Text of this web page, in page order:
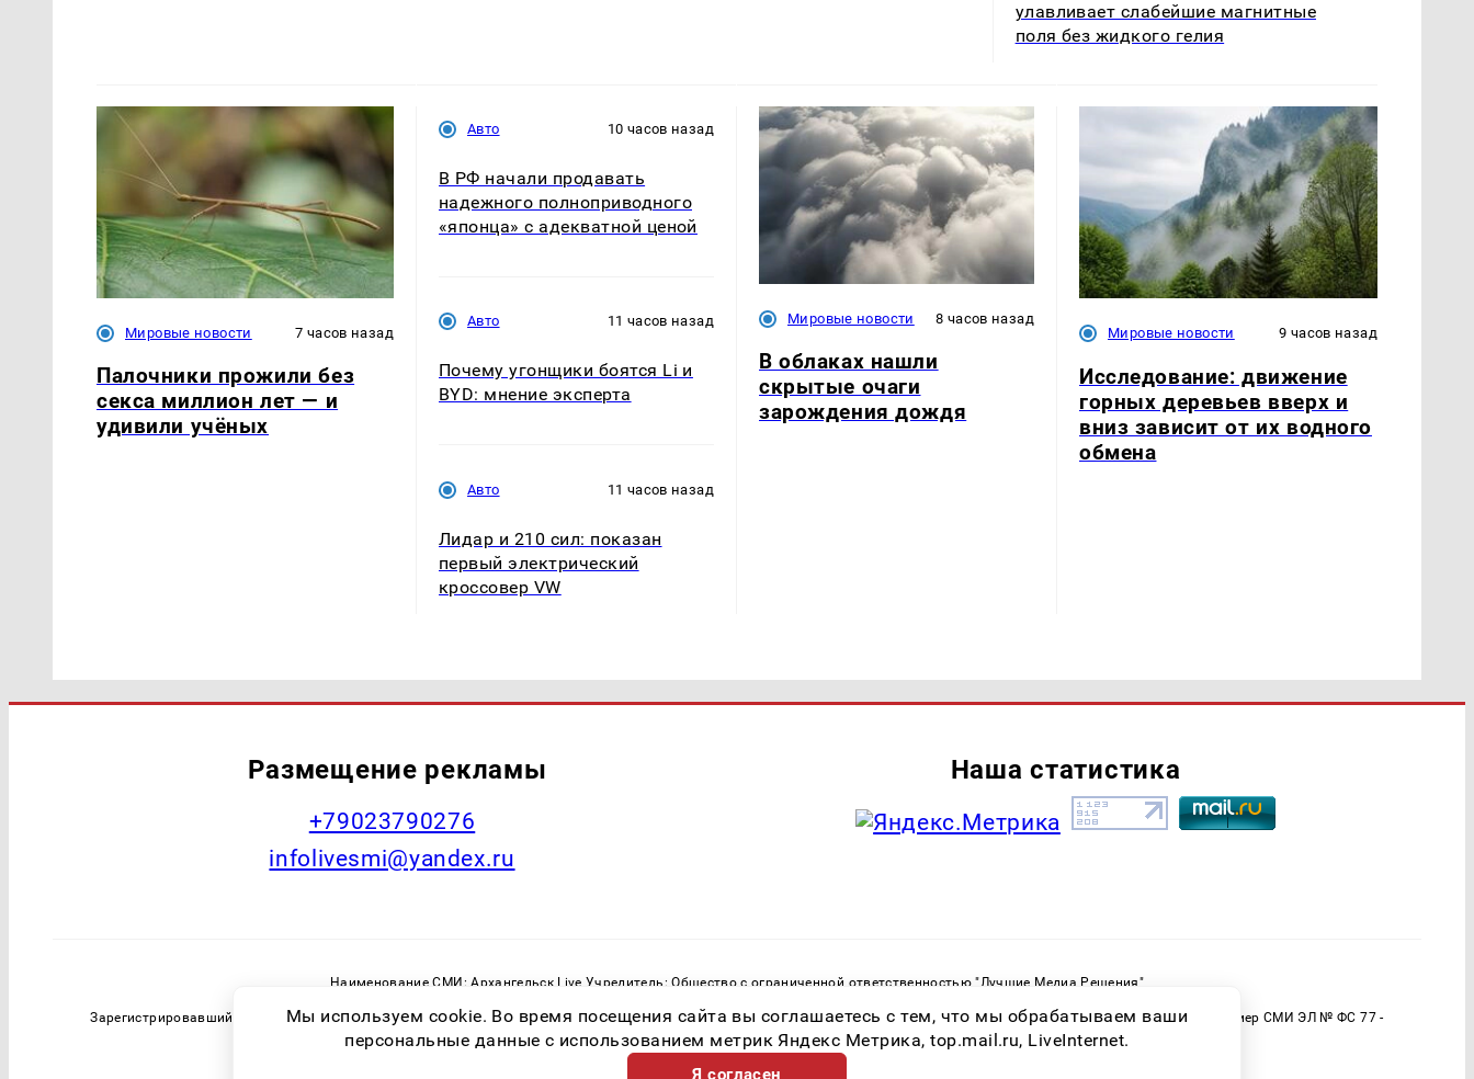
улавливает слабейшие магнитные
поля без жидкого гелия
Мировые новости 7 часов назад
Палочники прожили без
секса миллион лет — и
удивили учёных
Авто 10 часов назад
В РФ начали продавать
надежного полноприводного
«японца» с адекватной ценой
Авто 11 часов назад
Почему угонщики боятся Li и
BYD: мнение эксперта
Авто 11 часов назад
Лидар и 210 сил: показан
первый электрический
кроссовер VW
Мировые новости 8 часов назад
В облаках нашли
скрытые очаги
зарождения дождя
Мировые новости 9 часов назад
Исследование: движение
горных деревьев вверх и
вниз зависит от их водного
обмена
Размещение рекламы
+79023790276
infolivesmi@yandex.ru
Наша статистика
Наименование СМИ: Архангельск Live Учредитель: Общество с ограниченной ответственностью "Лучшие Медиа Решения"
Зарегистрировавший орган: Федеральная служба по надзору в сфере связи, информационных технологий и массовых коммуникаций (Роскомнадзор) Регистрационный номер СМИ ЭЛ № ФС 77 -
82533 от 21.01.2022
Мы используем cookie. Во время посещения сайта вы соглашаетесь с тем, что мы обрабатываем ваши
персональные данные с использованием метрик Яндекс Метрика, top.mail.ru, LiveInternet.
Я согласен